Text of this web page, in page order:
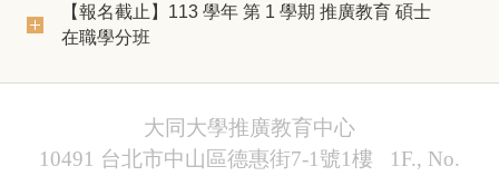
【報名截止】113 學年 第 1 學期 推廣教育 碩士
在職學分班
大同大學推廣教育中心
10491 台北市中山區德惠街7-1號1樓 1F., No.